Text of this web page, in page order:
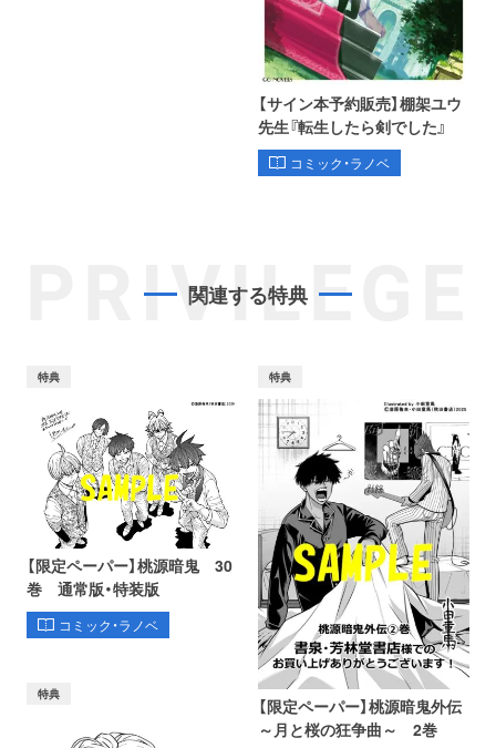
【サイン本予約販売】棚架ユウ
先生『転生したら剣でした』
コミック・ラノベ
PRIVILEGE
関連する特典
特典
【限定ペーパー】桃源暗鬼 30
巻 通常版・特装版
コミック・ラノベ
特典
【限定ペーパー】桃源暗鬼外伝
～月と桜の狂争曲～ 2巻
特典